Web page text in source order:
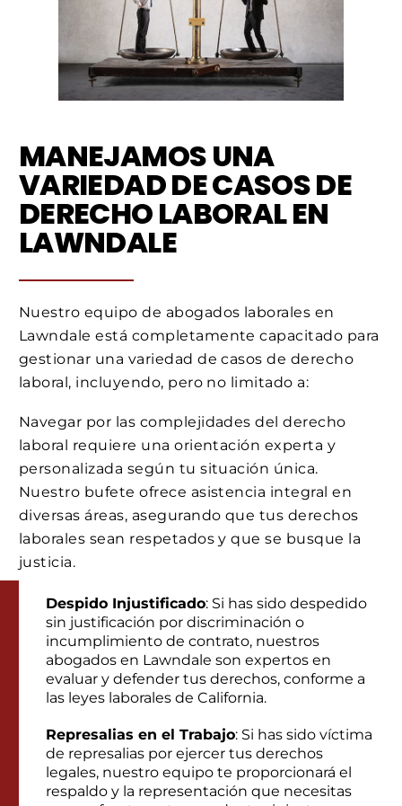
MANEJAMOS UNA
VARIEDAD DE CASOS DE
DERECHO LABORAL EN
LAWNDALE
Nuestro equipo de abogados laborales en
Lawndale está completamente capacitado para
gestionar una variedad de casos de derecho
laboral, incluyendo, pero no limitado a:
Navegar por las complejidades del derecho
laboral requiere una orientación experta y
personalizada según tu situación única.
Nuestro bufete ofrece asistencia integral en
diversas áreas, asegurando que tus derechos
laborales sean respetados y que se busque la
justicia.
Despido Injustificado: Si has sido despedido
sin justificación por discriminación o
incumplimiento de contrato, nuestros
abogados en Lawndale son expertos en
evaluar y defender tus derechos, conforme a
las leyes laborales de California.
Represalias en el Trabajo: Si has sido víctima
de represalias por ejercer tus derechos
legales, nuestro equipo te proporcionará el
respaldo y la representación que necesitas